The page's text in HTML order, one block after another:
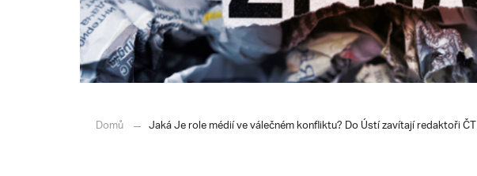
Domů Jaká Je role médií ve válečném konfliktu? Do Ústí zavítají redaktoři ČT